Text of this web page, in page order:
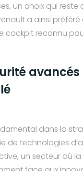
un choix qui
a ainsi
cockpit reconnu
dans la
de technologies
un secteur où